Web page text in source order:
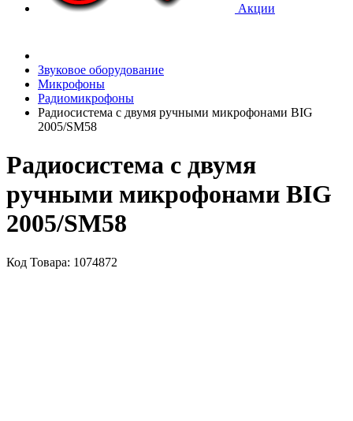
Акции
Звуковое оборудование
Микрофоны
Радиомикрофоны
Радиосистема с двумя ручными микрофонами BIG
2005/SM58
Радиосистема с двумя
ручными микрофонами BIG
2005/SM58
Код Товара: 1074872